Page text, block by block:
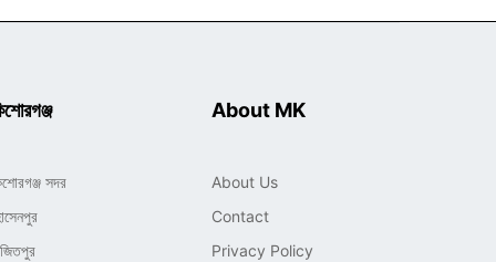
সদর
About MK
About Us
Contact
Privacy Policy